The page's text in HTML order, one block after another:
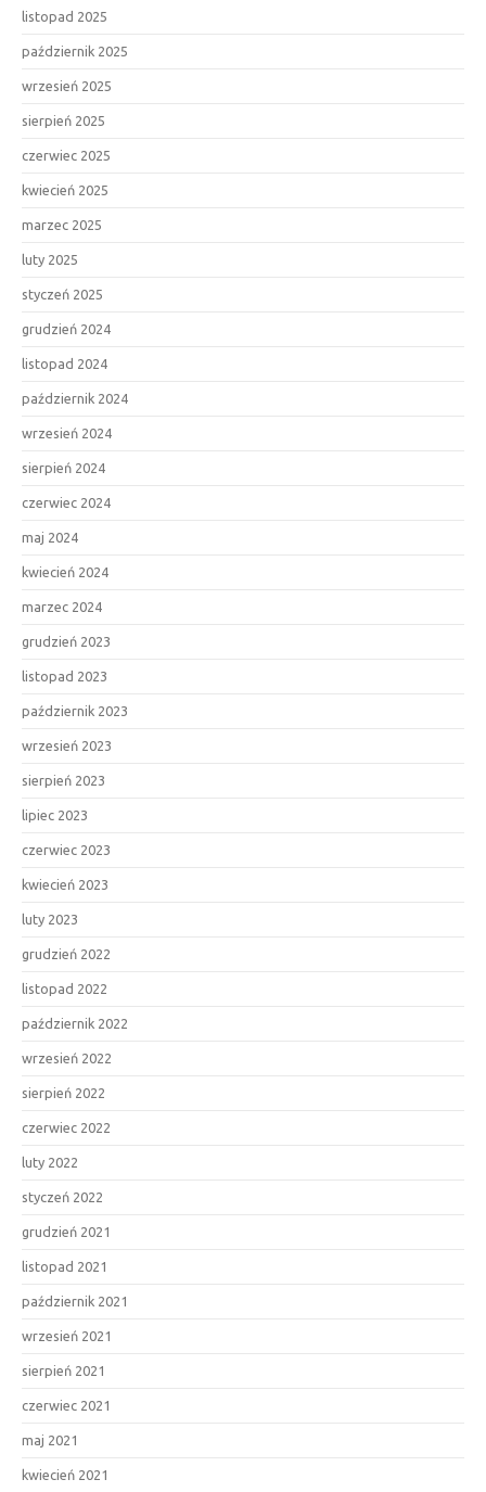
listopad 2025
październik 2025
wrzesień 2025
sierpień 2025
czerwiec 2025
kwiecień 2025
marzec 2025
luty 2025
styczeń 2025
grudzień 2024
listopad 2024
październik 2024
wrzesień 2024
sierpień 2024
czerwiec 2024
maj 2024
kwiecień 2024
marzec 2024
grudzień 2023
listopad 2023
październik 2023
wrzesień 2023
sierpień 2023
lipiec 2023
czerwiec 2023
kwiecień 2023
luty 2023
grudzień 2022
listopad 2022
październik 2022
wrzesień 2022
sierpień 2022
czerwiec 2022
luty 2022
styczeń 2022
grudzień 2021
listopad 2021
październik 2021
wrzesień 2021
sierpień 2021
czerwiec 2021
maj 2021
kwiecień 2021